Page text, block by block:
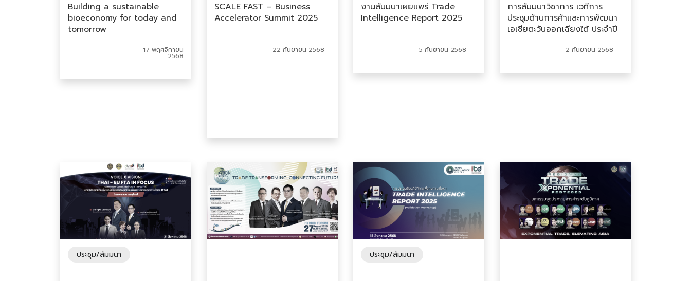
Building a sustainable
bioeconomy for today and
tomorrow
17 พฤศจิกายน
2568
SCALE FAST – Business
Accelerator Summit 2025
22 กันยายน 2568
งานสัมมนาเผยแพร่ Trade
Intelligence Report 2025
5 กันยายน 2568
การสัมมนาวิชาการ เวทีการ
ประชุมด้านการค้าและการพัฒนา
เอเชียตะวันออกเฉียงใต้ ประจำปี
and Development Forum
2 กันยายน 2568
ประชุม/สัมมนา ประชุม/สัมมนา